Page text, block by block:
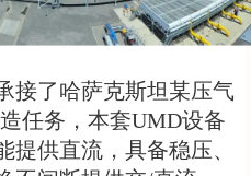
接了哈萨克斯坦某压气
任务，本套UMD设备
提供直流，具备稳压、